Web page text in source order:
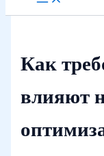
Как
влияют